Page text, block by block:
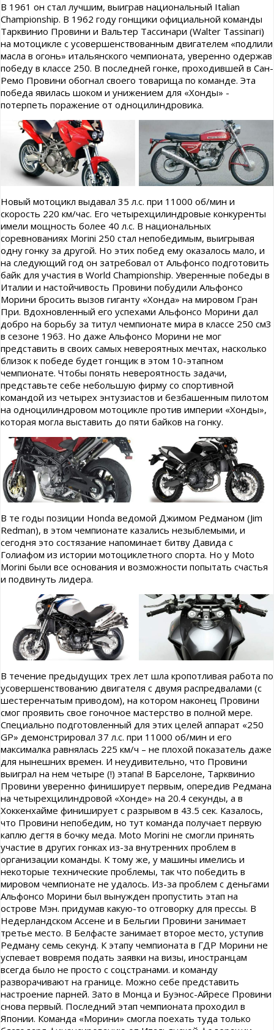
В 1961 он стал лучшим, выиграв национальный Italian
Championship. В 1962 году гонщики официальной команды
Тарквинио Провини и Вальтер Тассинари (Walter Tassinari)
на мотоцикле с усовершенствованным двигателем «подлили
масла в огонь» итальянского чемпионата, уверенно одержав
победу в классе 250. В последней гонке, проходившей в Сан-
Ремо Провини обогнал своего товарища по команде. Эта
победа явилась шоком и унижением для «Хонды» -
потерпеть поражение от одноцилиндровика.
Новый мотоцикл выдавал 35 л.с. при 11000 об/мин и
скорость 220 км/час. Его четырехцилиндровые конкуренты
имели мощность более 40 л.с. В национальных
соревнованиях Morini 250 стал непобедимым, выигрывая
одну гонку за другой. Но этих побед ему оказалось мало, и
на следующий год он затребовал от Альфонсо подготовить
байк для участия в World Championship. Уверенные победы в
Италии и настойчивость Провини побудили Альфонсо
Морини бросить вызов гиганту «Хонда» на мировом Гран
При. Вдохновленный его успехами Альфонсо Морини дал
добро на борьбу за титул чемпионате мира в классе 250 см3
в сезоне 1963. Но даже Альфонсо Морини не мог
представить в своих самых невероятных мечтах, насколько
близок к победе будет гонщик в этом 10-этапном
чемпионате. Чтобы понять невероятность задачи,
представьте себе небольшую фирму со спортивной
командой из четырех энтузиастов и безбашенным пилотом
на одноцилиндровом мотоцикле против империи «Хонды»,
которая могла выставить до пяти байков на гонку.
В те годы позиции Honda ведомой Джимом Редманом (Jim
Redman), в этом чемпионате казались незыблемыми, и
сегодня это состязание напоминает битву Давида с
Голиафом из истории мотоциклетного спорта. Но у Moto
Morini были все основания и возможности попытать счастья
и подвинуть лидера.
В течение предыдущих трех лет шла кропотливая работа по
усовершенствованию двигателя с двумя распредвалами (с
шестеренчатым приводом), на котором наконец Провини
смог проявить свое гоночное мастерство в полной мере.
Специально подготовленный для этих целей аппарат «250
GP» демонстрировал 37 л.с. при 11000 об/мин и его
максималка равнялась 225 км/ч – не плохой показатель даже
для нынешних времен. И неудивительно, что Провини
выиграл на нем четыре (!) этапа! В Барселоне, Тарквинио
Провини уверенно финиширует первым, опередив Редмана
на четырехцилиндровой «Хонде» на 20.4 секунды, а в
Хоккенхайме финиширует с разрывом в 43.5 сек. Казалось,
что Провини непобедим, но тут команда получает первую
каплю дегтя в бочку меда. Moto Morini не смогли принять
участие в других гонках из-за внутренних проблем в
организации команды. К тому же, у машины имелись и
некоторые технические проблемы, так что победить в
мировом чемпионате не удалось. Из-за проблем с деньгами
Альфонсо Морини был вынужден пропустить этап на
острове Мэн. придумав какую-то отговорку для прессы. В
Недерландском Ассене и в Бельгии Провини занимает
третье место. В Белфасте занимает второе место, уступив
Редману семь секунд. К этапу чемпионата в ГДР Морини не
успевает вовремя подать заявки на визы, иностранцам
всегда было не просто с соцстранами. и команду
разворачивают на границе. Можно себе представить
настроение парней. Зато в Монца и Буэнос-Айресе Провини
снова первый. Последний этап чемпионата проходил в
Японии. Команда «Морини» смогла поехать туда только